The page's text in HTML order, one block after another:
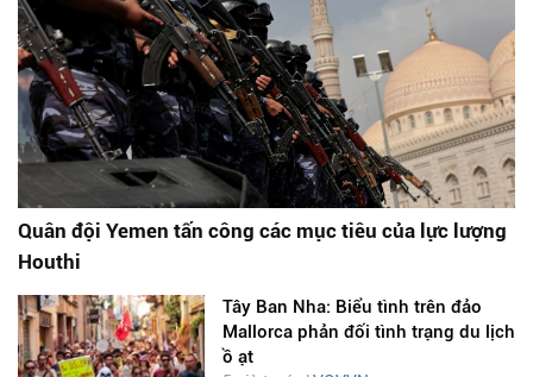
Quân đội Yemen tấn công các mục tiêu của lực lượng
Houthi
Tây Ban Nha: Biểu tình trên đảo
Mallorca phản đối tình trạng du lịch
ồ ạt